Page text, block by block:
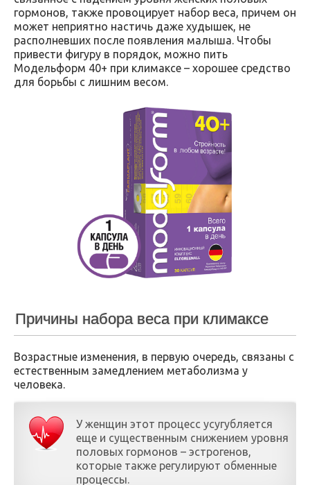
гормонов, также провоцирует набор веса, причем он
может неприятно настичь даже худышек, не
располневших после появления малыша. Чтобы
привести фигуру в порядок, можно пить
Модельформ 40+ при климаксе – хорошее средство
для борьбы с лишним весом.
Причины набора веса при климаксе
Возрастные изменения, в первую очередь, связаны с
естественным замедлением метаболизма у
человека.
У женщин этот процесс усугубляется
еще и существенным снижением уровня
половых гормонов – эстрогенов,
которые также регулируют обменные
процессы.